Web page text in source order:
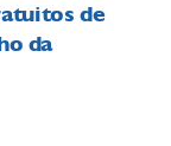
de
da